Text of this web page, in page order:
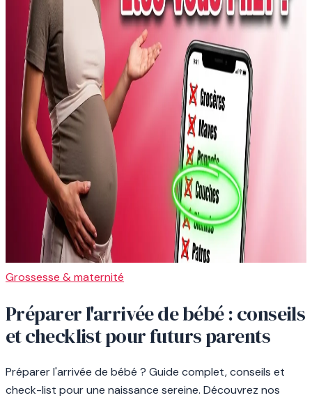
Grossesse & maternité
Préparer l'arrivée de bébé : conseils
et checklist pour futurs parents
Préparer l'arrivée de bébé ? Guide complet, conseils et
check-list pour une naissance sereine. Découvrez nos